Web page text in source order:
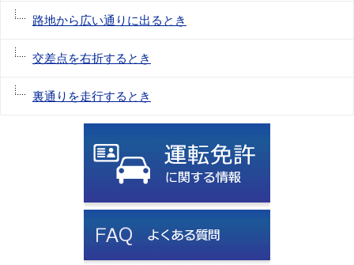
路地から広い通りに出るとき
交差点を右折するとき
裏通りを走行するとき